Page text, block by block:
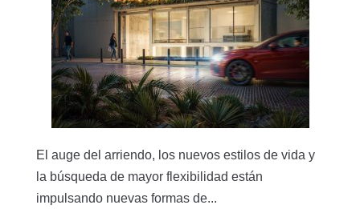
El auge del arriendo, los nuevos estilos de vida y
la búsqueda de mayor flexibilidad están
impulsando nuevas formas de...